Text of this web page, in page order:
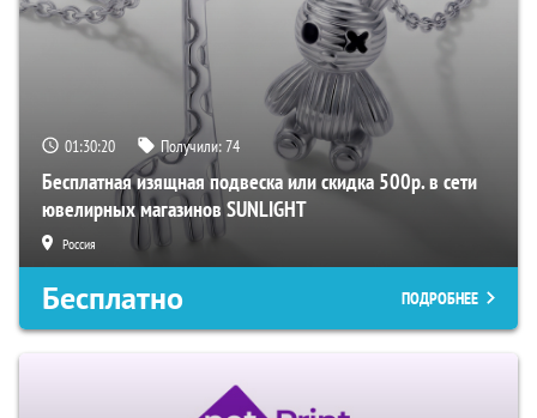
01:30:19 Получили:74
Бесплатная изящная подвеска или скидка 500р. в сети
ювелирных магазинов SUNLIGHT
Россия
Бесплатно ПОДРОБНЕЕ